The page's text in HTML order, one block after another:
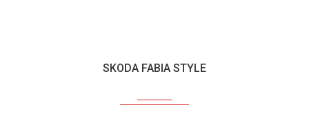
SKODA FABIA STYLE